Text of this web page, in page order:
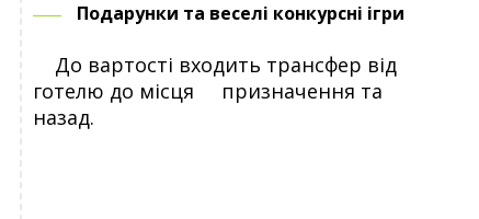
Подарунки та веселі конкурсні ігри
До вартості входить трансфер від
готелю до місця призначення та
назад.